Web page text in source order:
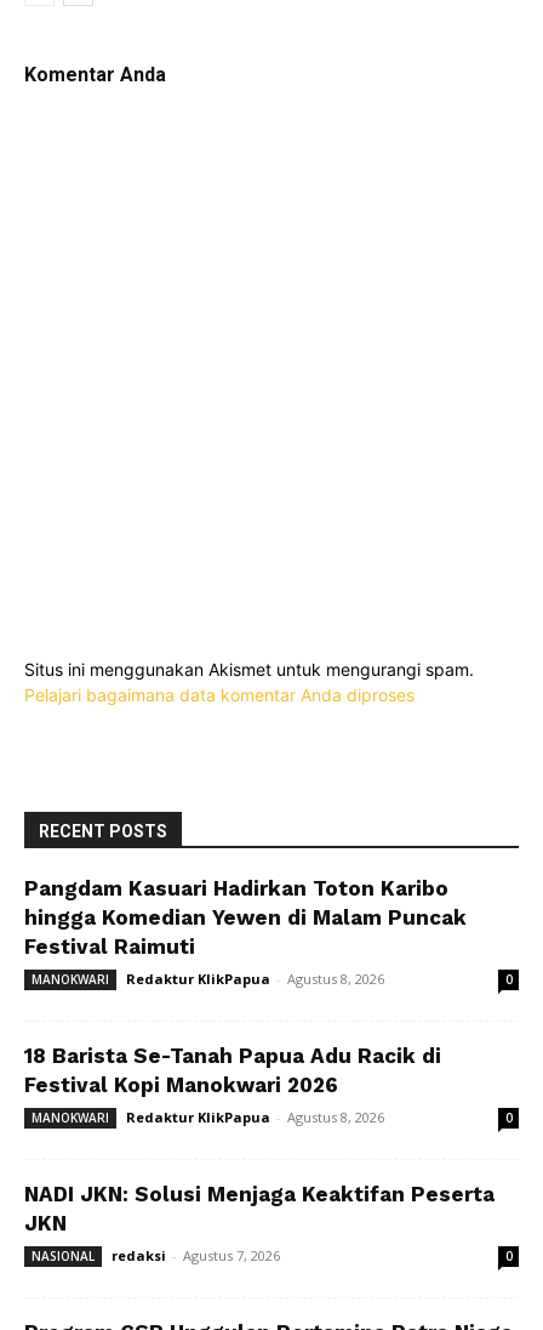
Komentar Anda
Situs ini menggunakan Akismet untuk mengurangi spam.
Pelajari bagaimana data komentar Anda diproses
RECENT POSTS
Pangdam Kasuari Hadirkan Toton Karibo
hingga Komedian Yewen di Malam Puncak
Festival Raimuti
MANOKWARI Redaktur KlikPapua - Agustus 8, 2026 0
18 Barista Se-Tanah Papua Adu Racik di
Festival Kopi Manokwari 2026
MANOKWARI Redaktur KlikPapua - Agustus 8, 2026 0
NADI JKN: Solusi Menjaga Keaktifan Peserta
JKN
NASIONAL redaksi - Agustus 7, 2026 0